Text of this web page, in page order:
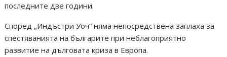
последните две години.
Според „Индъстри Уоч” няма непосредствена заплаха за
спестяванията на българите при неблагоприятно
развитие на дълговата криза в Европа.